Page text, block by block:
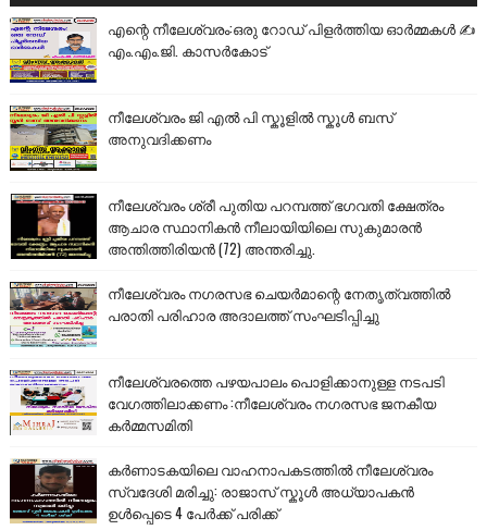
എന്റെ നീലേശ്വരം:ഒരു റോഡ് പിളർത്തിയ ഓർമ്മകൾ ✍️
എം.എം.ജി. കാസർകോട്
നീലേശ്വരം ജി എൽ പി സ്കൂളിൽ സ്കൂൾ ബസ്
അനുവദിക്കണം
നീലേശ്വരം ശ്രീ പുതിയ പറമ്പത്ത് ഭഗവതി ക്ഷേത്രം
ആചാര സ്ഥാനികൻ നീലായിയിലെ സുകുമാരൻ
അന്തിത്തിരിയൻ (72) അന്തരിച്ചു.
നീലേശ്വരം നഗരസഭ ചെയർമാന്റെ നേതൃത്വത്തിൽ
പരാതി പരിഹാര അദാലത്ത് സംഘടിപ്പിച്ചു
നീലേശ്വരത്തെ പഴയപാലം പൊളിക്കാനുള്ള നടപടി
വേഗത്തിലാക്കണം :നീലേശ്വരം നഗരസഭ ജനകീയ
കർമ്മസമിതി
കർണാടകയിലെ വാഹനാപകടത്തിൽ നീലേശ്വരം
സ്വദേശി മരിച്ചു: രാജാസ് സ്കൂൾ അധ്യാപകൻ
ഉൾപ്പെടെ 4 പേർക്ക് പരിക്ക്